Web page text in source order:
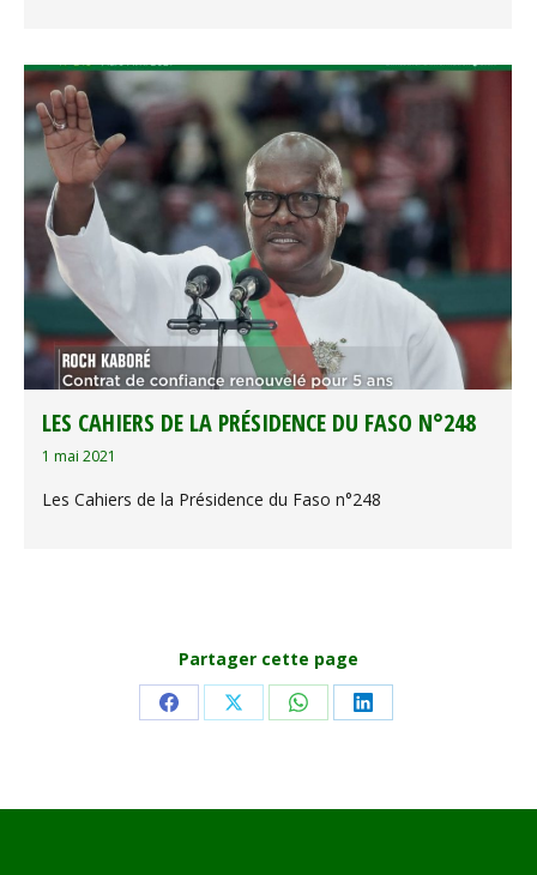
LES CAHIERS DE LA PRÉSIDENCE DU FASO N°248
1 mai 2021
Les Cahiers de la Présidence du Faso n°248
Partager cette page
Share Share Share Share